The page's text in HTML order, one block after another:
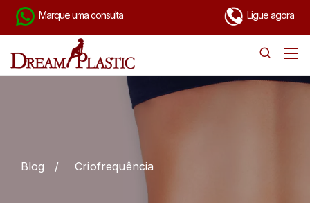
Marque uma consulta Ligue agora
Blog / Criofrequência